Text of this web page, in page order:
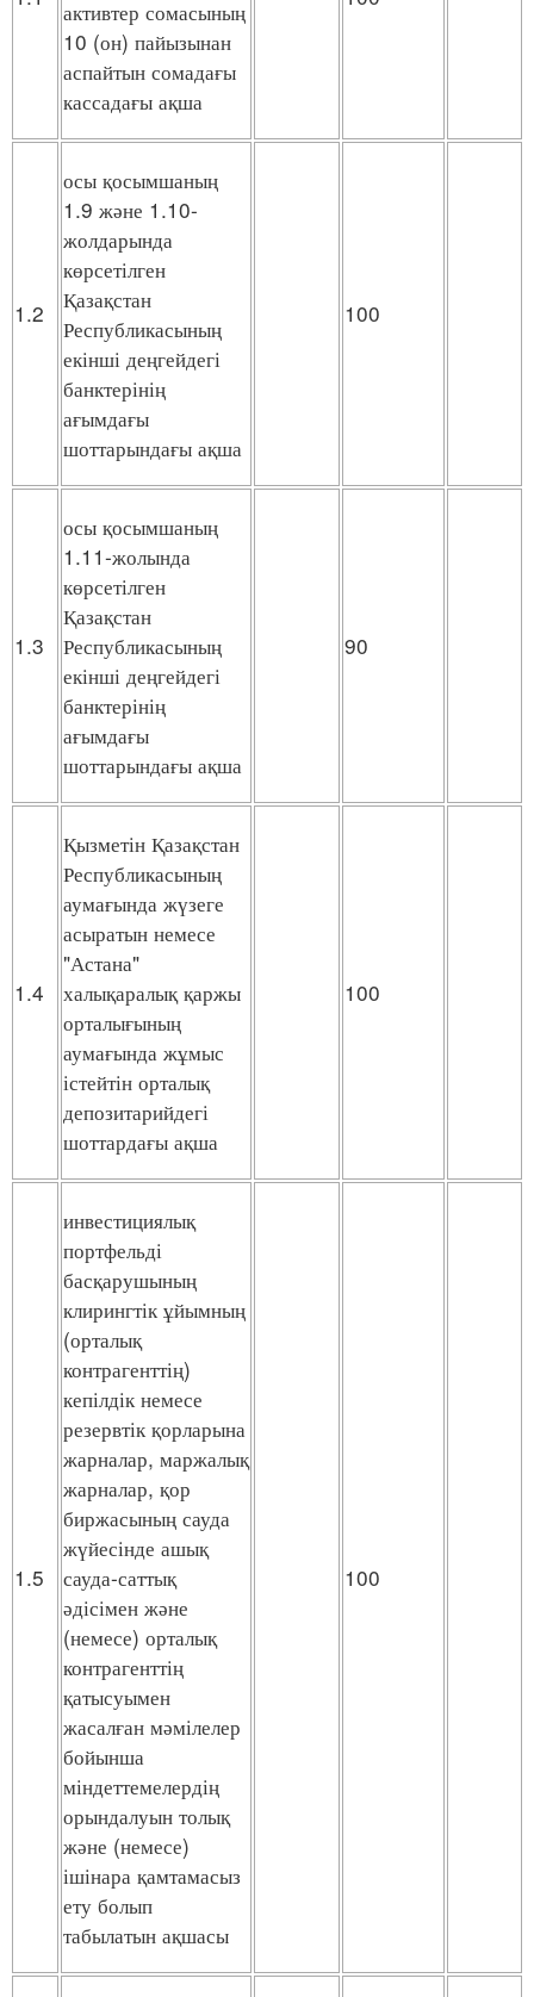
активтер сомасының
10 (он) пайызынан
аспайтын сомадағы
кассадағы ақша
1.2
осы қосымшаның
1.9 және 1.10-
жолдарында
көрсетілген
Қазақстан
Республикасының
екінші деңгейдегі
банктерінің
ағымдағы
шоттарындағы ақша
100
1.3
осы қосымшаның
1.11-жолында
көрсетілген
Қазақстан
Республикасының
екінші деңгейдегі
банктерінің
ағымдағы
шоттарындағы ақша
90
1.4
Қызметін Қазақстан
Республикасының
аумағында жүзеге
асыратын немесе
"Астана"
халықаралық қаржы
орталығының
аумағында жұмыс
істейтін орталық
депозитарийдегі
шоттардағы ақша
100
1.5
инвестициялық
портфельді
басқарушының
клирингтік ұйымның
(орталық
контрагенттің)
кепілдік немесе
резервтік қорларына
жарналар, маржалық
жарналар, қор
биржасының сауда
жүйесінде ашық
сауда-саттық
әдісімен және
(немесе) орталық
контрагенттің
қатысуымен
жасалған мәмілелер
бойынша
міндеттемелердің
орындалуын толық
және (немесе)
ішінара қамтамасыз
ету болып
табылатын ақшасы
100